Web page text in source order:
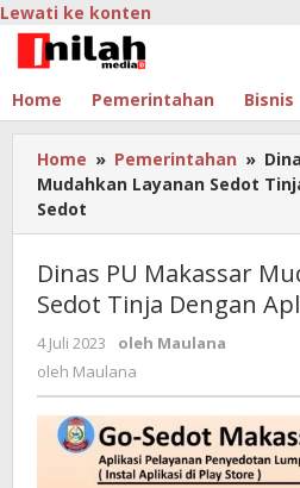
Lewati ke konten
Home Pemerintahan Bisnis
Home » Pemerintahan »
Mudahkan Layanan Sedot
Sedot
Dinas PU Makassar
Sedot Tinja Dengan
4 Juli 2023 oleh Maulana
oleh Maulana